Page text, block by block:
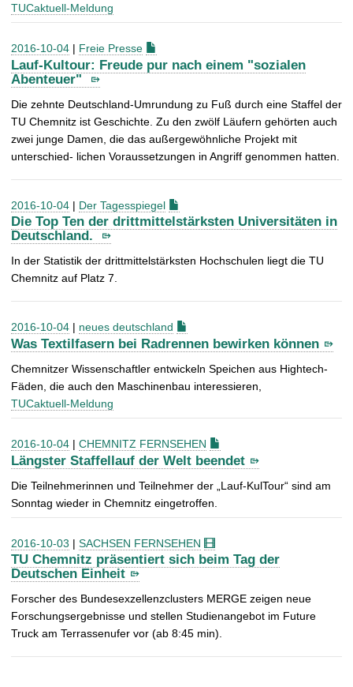
TUCaktuell-Meldung
2016-10-04 | Freie Presse
Lauf-Kultour: Freude pur nach einem "sozialen
Abenteuer"
Die zehnte Deutschland-Umrundung zu Fuß durch eine Staffel der
TU Chemnitz ist Geschichte. Zu den zwölf Läufern gehörten auch
zwei junge Damen, die das außergewöhnliche Projekt mit
unterschied- lichen Voraussetzungen in Angriff genommen hatten.
2016-10-04 | Der Tagesspiegel
Die Top Ten der drittmittelstärksten Universitäten in
Deutschland.
In der Statistik der drittmittelstärksten Hochschulen liegt die TU
Chemnitz auf Platz 7.
2016-10-04 | neues deutschland
Was Textilfasern bei Radrennen bewirken können
Chemnitzer Wissenschaftler entwickeln Speichen aus Hightech-
Fäden, die auch den Maschinenbau interessieren,
TUCaktuell-Meldung
2016-10-04 | CHEMNITZ FERNSEHEN
Längster Staffellauf der Welt beendet
Die Teilnehmerinnen und Teilnehmer der „Lauf-KulTour“ sind am
Sonntag wieder in Chemnitz eingetroffen.
2016-10-03 | SACHSEN FERNSEHEN
TU Chemnitz präsentiert sich beim Tag der
Deutschen Einheit
Forscher des Bundesexzellenzclusters MERGE zeigen neue
Forschungsergebnisse und stellen Studienangebot im Future
Truck am Terrassenufer vor (ab 8:45 min).